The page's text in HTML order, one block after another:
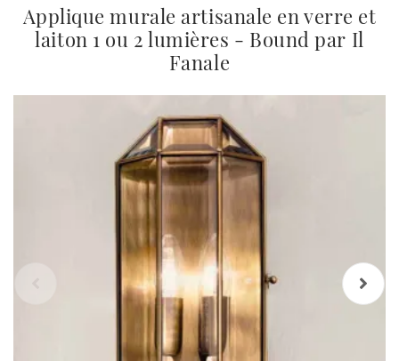
Applique murale artisanale en verre et
laiton 1 ou 2 lumières - Bound par Il
Fanale